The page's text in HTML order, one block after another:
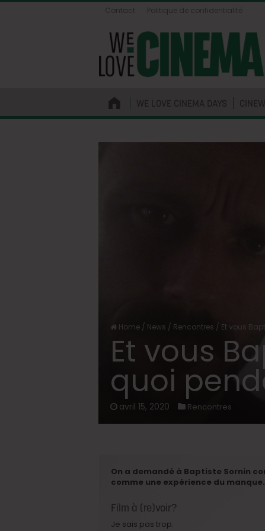
Contact Politique de confidentialité
WE LOVE CINEMA DAYS
Home / News / Rencontres / Et vous
Et vous
quoi
avril 15, 2020 Rencontres
On a demandé à Baptiste Sornin
comme une expérience du
Film à (re)voir?
Je sais pas trop.